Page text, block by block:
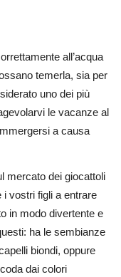
all’acqua
temerla, sia per
uno dei più
le vacanze al
a causa
mercato dei giocattoli
vostri figli a entrare
in modo divertente e
ha le sembianze
biondi, oppure
dai colori